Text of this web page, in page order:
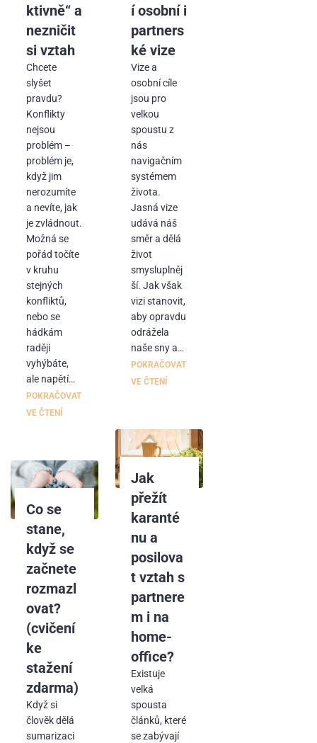
ktivně“ a
nezničit
si vztah
Chcete
slyšet
pravdu?
Konflikty
nejsou
problém –
problém je,
když jim
nerozumíte
a nevíte, jak
je zvládnout.
Možná se
pořád točíte
v kruhu
stejných
konfliktů,
nebo se
hádkám
raději
vyhýbáte,
ale napětí…
POKRAČOVAT
VE ČTENÍ
í osobní i
partners
ké vize
Vize a
osobní cíle
jsou pro
velkou
spoustu z
nás
navigačním
systémem
života.
Jasná vize
udává náš
směr a dělá
život
smysluplněj
ší. Jak však
vizi stanovit,
aby opravdu
odrážela
naše sny a…
POKRAČOVAT
VE ČTENÍ
Jak
přežít
karanté
nu a
posilova
t vztah s
partnere
m i na
home-
office?
Existuje
velká
spousta
článků, které
se zabývají
Co se
stane,
když se
začnete
rozmazl
ovat?
(cvičení
ke
stažení
zdarma)
Když si
člověk dělá
sumarizaci